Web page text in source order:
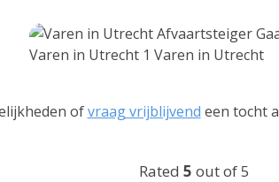
ofvraag vrijblijvend een tocht
Rated 5 out of 5